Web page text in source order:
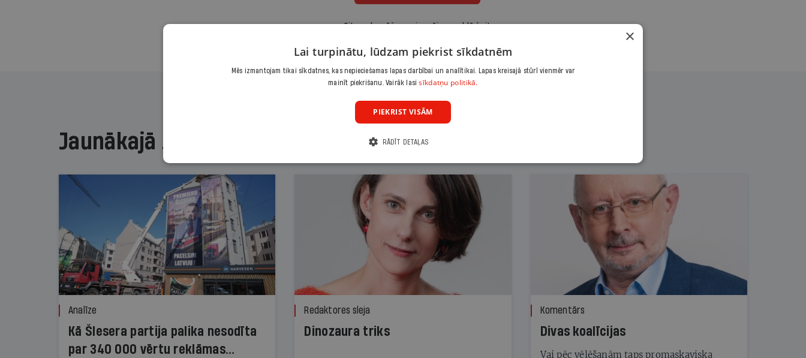
Citas abonēšanas iespējas meklē šeit
Jaunākajā žurnālā
Analīze
Kā Šlesera partija palika nesodīta
par 340 000 vērtu reklāmas
Redaktores sleja
Dinozaura triks
Komentārs
Divas koalīcijas
Vai pēc vēlēšanām taps promaskaviska
×
Lai turpinātu, lūdzam piekrist sīkdatnēm
Mēs izmantojam tikai sīkdatnes, kas nepieciešamas lapas darbībai un analītikai. Lapas kreisajā stūrī vienmēr var
mainīt piekrišanu. Vairāk lasisīkdatņu politikā.
PIEKRIST VISĀM
RĀDĪT DETAĻAS